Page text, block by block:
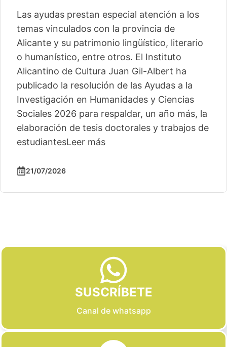
Las ayudas prestan especial atención a los
temas vinculados con la provincia de
Alicante y su patrimonio lingüístico, literario
o humanístico, entre otros. El Instituto
Alicantino de Cultura Juan Gil-Albert ha
publicado la resolución de las Ayudas a la
Investigación en Humanidades y Ciencias
Sociales 2026 para respaldar, un año más, la
elaboración de tesis doctorales y trabajos de
estudiantesLeer más
21/07/2026
SUSCRÍBETE
Canal de whatsapp